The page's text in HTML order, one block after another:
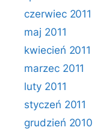
czerwiec 2011
maj 2011
kwiecień 2011
marzec 2011
luty 2011
styczeń 2011
grudzień 2010